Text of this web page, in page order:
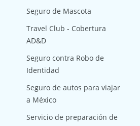
Seguro de Mascota
Travel Club - Cobertura
AD&D
Seguro contra Robo de
Identidad
Seguro de autos para viajar
a México
Servicio de preparación de